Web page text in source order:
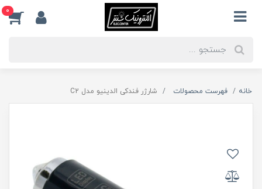
0
خانه فهرست محصولات شارژر فندکی الدینیو مدل C2